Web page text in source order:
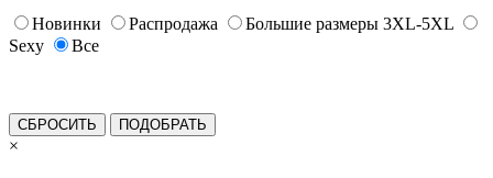
Новинки Распродажа
Большие размеры 3XL-5XL
Sexy
Все
×